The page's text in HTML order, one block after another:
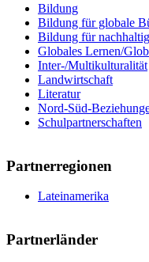
Bildung
Bildung für globale
Bildung für
Globales Lernen/
Inter-/Multikulturalität
Landwirtschaft
Literatur
Nord-Süd-
Schulpartnerschaften
Partnerregionen
Lateinamerika
Partnerländer